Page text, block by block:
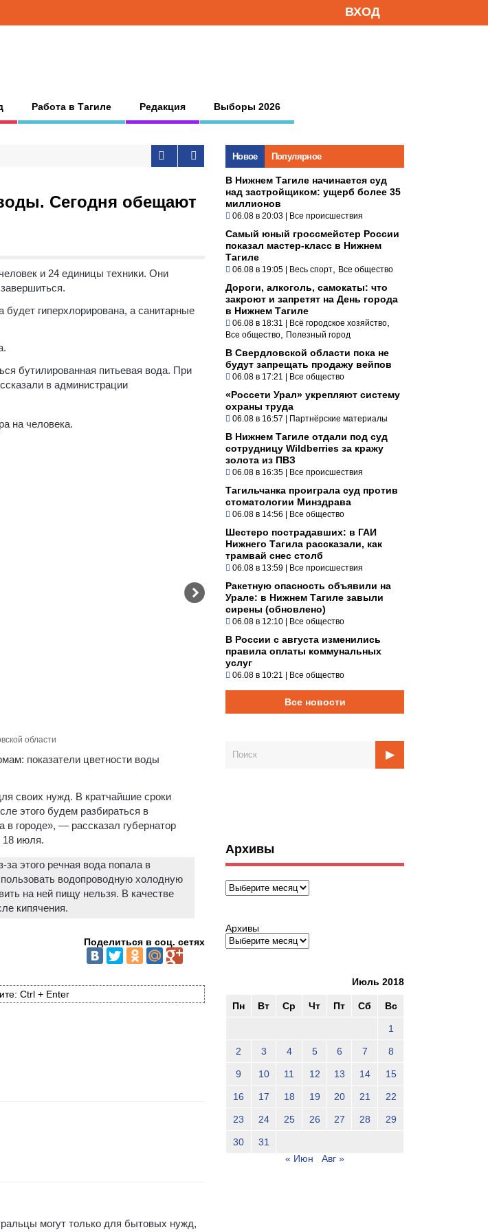
ВХОД
Работа в Тагиле Редакция Выборы 2026
Сегодня обещают
и 24 единицы техники. Они
гиперхлорирована, а санитарные
бутилированная питьевая вода. При
в администрации
на человека.
области
показатели цветности воды
своих нужд. В кратчайшие сроки
этого будем разбираться в
в городе», — рассказал губернатор
18 июля.
этого речная вода попала в
водопроводную холодную
на ней пищу нельзя. В качестве
кипячения.
Поделиться в соц. сетях
Ctrl + Enter
могут только для бытовых нужд,
Новое Популярное
В Нижнем Тагиле начинается суд
над застройщиком: ущерб более 35
миллионов
06.08 в 20:03 | Все происшествия
Самый юный гроссмейстер России
показал мастер-класс в Нижнем
Тагиле
06.08 в 19:05 | Весь спорт Все общество
Дороги, алкоголь, самокаты: что
закроют и запретят на День города
в Нижнем Тагиле
06.08 в 18:31 | Всё городское хозяйство
Все общество Полезный город
В Свердловской области пока не
будут запрещать продажу вейпов
06.08 в 17:21 | Все общество
«Россети Урал» укрепляют систему
охраны труда
06.08 в 16:57 | Партнёрские материалы
В Нижнем Тагиле отдали под суд
сотрудницу Wildberries за кражу
золота из ПВЗ
06.08 в 16:35 | Все происшествия
Тагильчанка проиграла суд против
стоматологии Минздрава
06.08 в 14:56 | Все общество
Шестеро пострадавших: в ГАИ
Нижнего Тагила рассказали, как
трамвай снес столб
06.08 в 13:59 | Все происшествия
Ракетную опасность объявили на
Урале: в Нижнем Тагиле завыли
сирены (обновлено)
06.08 в 12:10 | Все общество
В России с августа изменились
правила оплаты коммунальных
услуг
06.08 в 10:21 | Все общество
Все новости
Архивы
Архивы
Архивы
Июль 2018
Пн Вт Ср Чт Пт Сб Вс
1
2 3 4 5 6 7 8
9 10 11 12 13 14 15
16 17 18 19 20 21 22
23 24 25 26 27 28 29
30
31
« Июн
Авг »